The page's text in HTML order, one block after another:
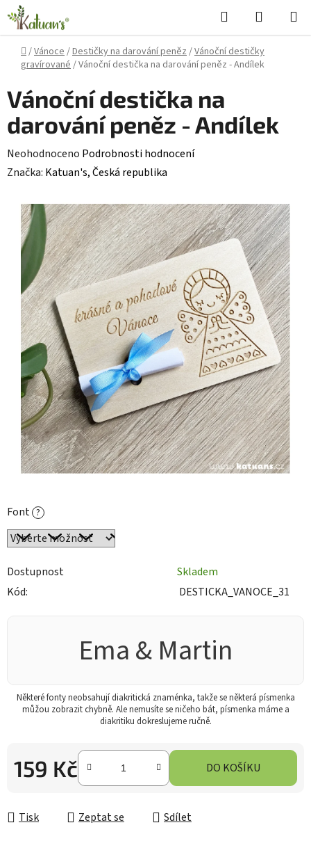
Přejít
na
obsah
Hledat
KOŠÍK
Domů
/Vánoce/Destičky na darování peněz/Vánoční destičky
gravírované/Vánoční destička na darování peněz - Andílek
Font ?
Dostupnost
Skladem
Kód:
DESTICKA_VANOCE_31
Ema & Martin
Některé fonty neobsahují diakritická znaménka, takže se některá písmenka
můžou zobrazit chybně. Ale nemusíte se ničeho bát, písmenka máme a
diakritiku dokreslujeme ručně.
159 Kč DO KOŠÍKU
Tisk Zeptat se Sdílet
Vánoční destička na
darování peněz - Andílek
Průměrné
hodnocení
hvězdiček.
Neohodnoceno Podrobnosti hodnocení
Značka: Katuan's, Česká republika